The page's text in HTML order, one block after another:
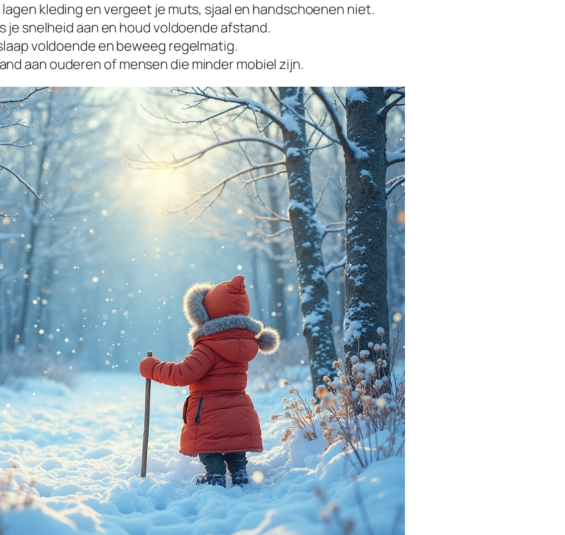
kleding en vergeet je muts, sjaal en handschoenen niet.
je snelheid aan en houd voldoende afstand.
voldoende en beweeg regelmatig.
aan ouderen of mensen die minder mobiel zijn.